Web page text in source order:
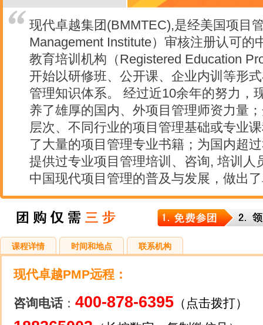
现代卓越集团(BMMTEC),是经美国项目
Management Institute）审核注册认可的
教育培训机构（Registered Education
开始以研修班、公开课、企业内训等形
管理知识体系。 经过近10余年的努力，
养了雄厚的国内、外项目管理师资力量
层次、不同行业的项目管理基础或专业
了大量的项目管理专业书籍；为国内超
提供过专业项目管理培训、咨询, 培训人
中国现代项目管理的普及与发展，做出
课程详情 时间和地点 联系机构
现代卓越PMP远程 ：
咨询电话： 400-878-6395 （点击拨打）